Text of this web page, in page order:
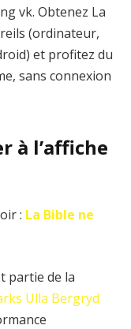
vk. Obtenez La
(ordinateur,
et profitez du
sans connexion
à l’affiche
: La Bible ne
partie de la
Ulla Bergryd